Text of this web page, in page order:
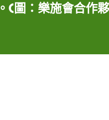
(圖：樂施會合作